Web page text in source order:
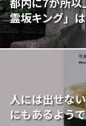
霊坂キング」
人には出せな
にもあるよう